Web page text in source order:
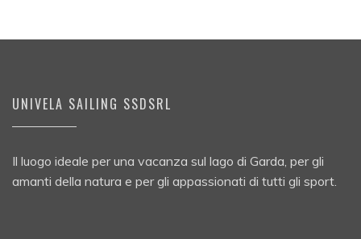
UNIVELA SAILING SSDSRL
Il luogo ideale per una vacanza sul lago di Garda, per gli
amanti della natura e per gli appassionati di tutti gli sport.